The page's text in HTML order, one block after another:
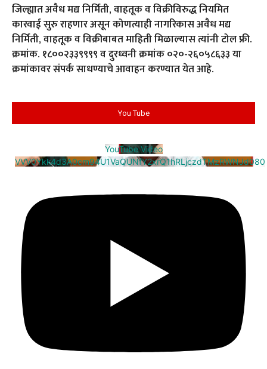
जिल्ह्यात अवैध मद्य निर्मिती, वाहतूक व विक्रीविरुद्ध नियमित
कारवाई सुरु राहणार असून कोणत्याही नागरिकास अवैध मद्य
निर्मिती, वाहतूक व विक्रीबाबत माहिती मिळाल्यास त्यांनी टोल फ्री.
क्रमांक. १८००२३३९९९९ व दुरध्वनी क्रमांक ०२०-२६०५८६३३ या
क्रमांकावर संपर्क साधण्याचे आवाहन करण्यात येत आहे.
You Tube
YouTube Video
VVV0Ykk4d3A0cm94U1VaQUNfY2xrQ1hRLjczdTMzRWNJd080